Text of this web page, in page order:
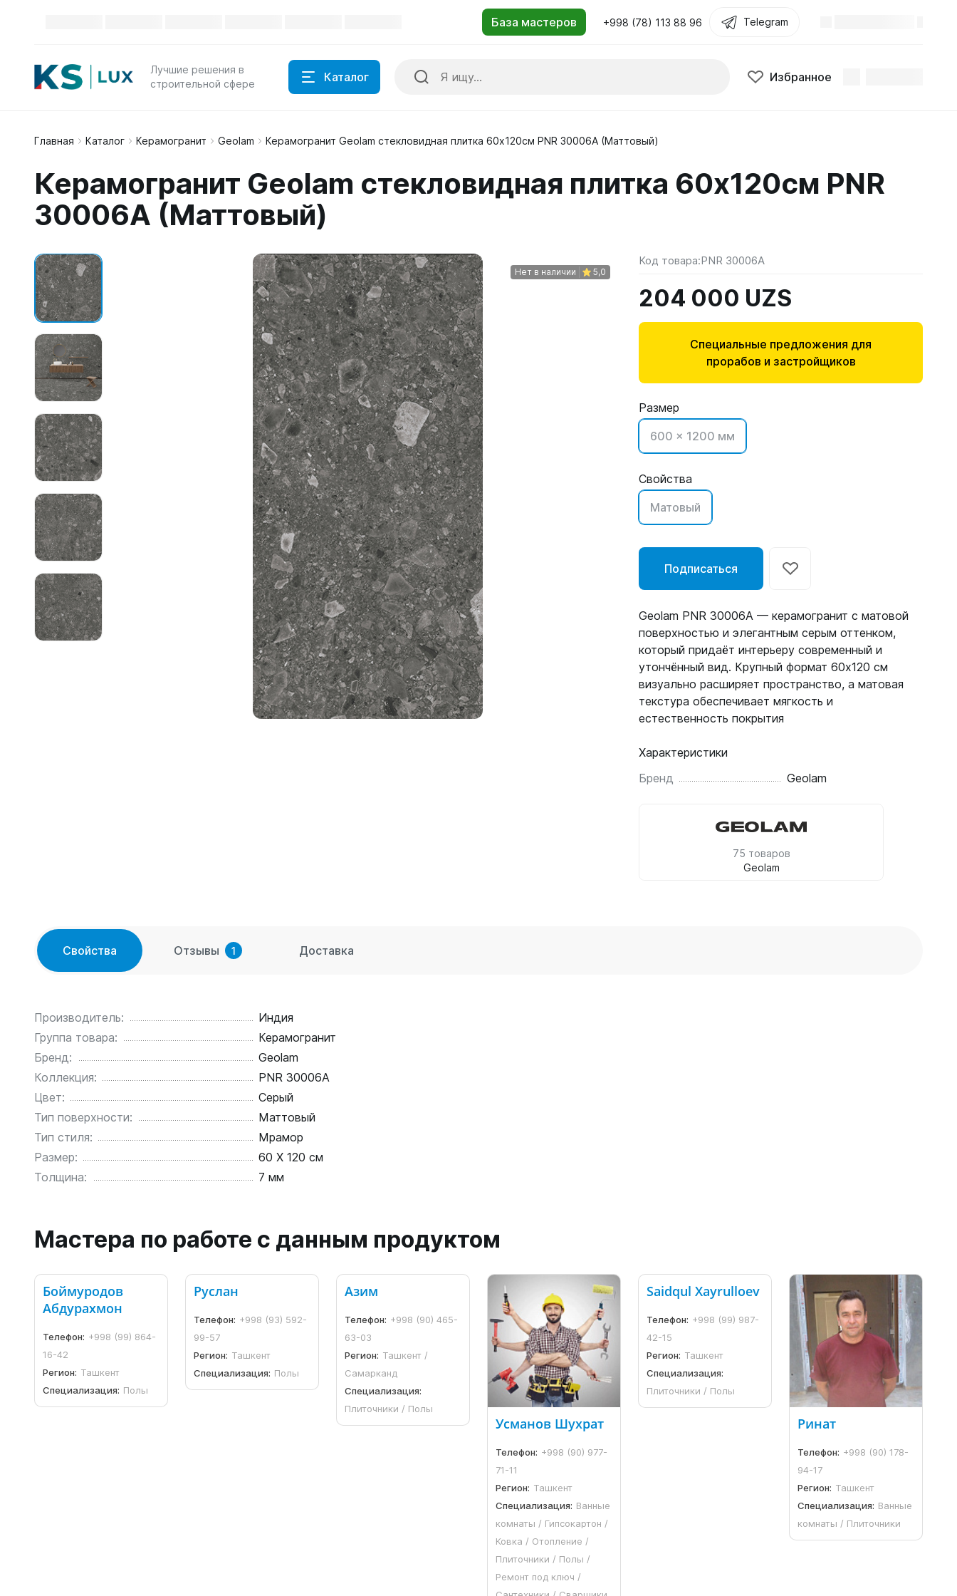
+998 (78) 113 88 96 Telegram
Лучшие решения в
строительной сфере
Каталог Избранное
Главная Каталог Керамогранит Geolam Керамогранит Geolam стекловидная плитка 60х120см PNR 30006A (Маттовый)
Керамогранит Geolam стекловидная плитка 60х120см PNR
30006A (Маттовый)
Нет в наличии 5,0
Код товара:PNR 30006A
204 000 UZS
Специальные предложения для
прорабов и застройщиков
Размер
600 x 1200 мм
Свойства
Матовый
Подписаться
Geolam PNR 30006A — керамогранит с матовой
поверхностью и элегантным серым оттенком,
который придаёт интерьеру современный и
утончённый вид. Крупный формат 60х120 см
визуально расширяет пространство, а матовая
текстура обеспечивает мягкость и
естественность покрытия
Характеристики
Бренд
Geolam
75 товаров
Geolam
Свойства Отзывы 1 Доставка
Производитель:
Индия
Группа товара:
Керамогранит
Бренд:
Geolam
Коллекция:
PNR 30006A
Цвет:
Серый
Тип поверхности:
Маттовый
Тип стиля:
Мрамор
Размер:
60 X 120 см
Толщина:
7 мм
Мастера по работе с данным продуктом
Боймуродов
Абдурахмон
Телефон: +998 (99) 864-
16-42
Регион: Ташкент
Специализация: Полы
Руслан
Телефон: +998 (93) 592-
99-57
Регион: Ташкент
Специализация: Полы
Азим
Телефон: +998 (90) 465-
63-03
Регион: Ташкент /
Самарканд
Специализация:
Плиточники / Полы
Усманов Шухрат
Телефон: +998 (90) 977-
71-11
Регион: Ташкент
Специализация: Ванные
комнаты / Гипсокартон /
Ковка / Отопление /
Плиточники / Полы /
Ремонт под ключ /
Saidqul Xayrulloev
Телефон: +998 (99) 987-
42-15
Регион: Ташкент
Специализация:
Плиточники / Полы
Ринат
Телефон: +998 (90) 178-
94-17
Регион: Ташкент
Специализация: Ванные
комнаты / Плиточники